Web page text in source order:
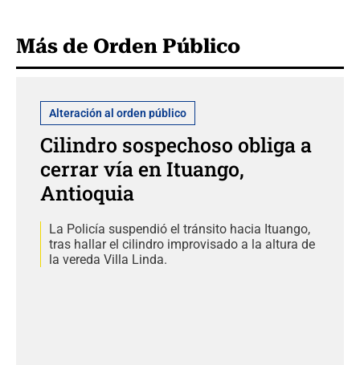
Más de Orden Público
Alteración al orden público
Cilindro sospechoso obliga a
cerrar vía en Ituango,
Antioquia
La Policía suspendió el tránsito hacia Ituango,
tras hallar el cilindro improvisado a la altura de
la vereda Villa Linda.